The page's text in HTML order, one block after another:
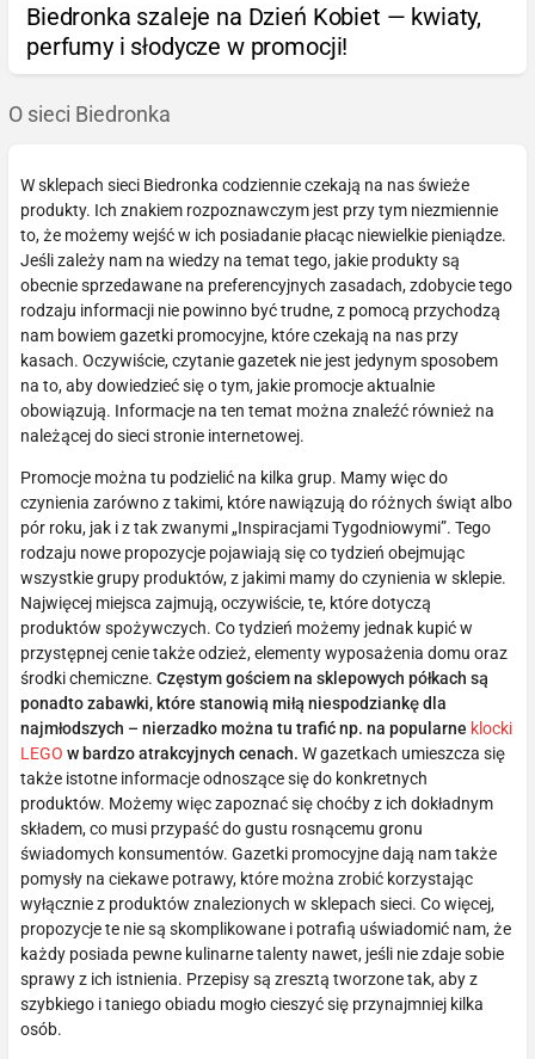
Biedronka szaleje na Dzień Kobiet — kwiaty,
perfumy i słodycze w promocji!
O sieci Biedronka
W sklepach sieci Biedronka codziennie czekają na nas świeże
produkty. Ich znakiem rozpoznawczym jest przy tym niezmiennie
to, że możemy wejść w ich posiadanie płacąc niewielkie pieniądze.
Jeśli zależy nam na wiedzy na temat tego, jakie produkty są
obecnie sprzedawane na preferencyjnych zasadach, zdobycie tego
rodzaju informacji nie powinno być trudne, z pomocą przychodzą
nam bowiem gazetki promocyjne, które czekają na nas przy
kasach. Oczywiście, czytanie gazetek nie jest jedynym sposobem
na to, aby dowiedzieć się o tym, jakie promocje aktualnie
obowiązują. Informacje na ten temat można znaleźć również na
należącej do sieci stronie internetowej.
Promocje można tu podzielić na kilka grup. Mamy więc do
czynienia zarówno z takimi, które nawiązują do różnych świąt albo
pór roku, jak i z tak zwanymi „Inspiracjami Tygodniowymi”. Tego
rodzaju nowe propozycje pojawiają się co tydzień obejmując
wszystkie grupy produktów, z jakimi mamy do czynienia w sklepie.
Najwięcej miejsca zajmują, oczywiście, te, które dotyczą
produktów spożywczych. Co tydzień możemy jednak kupić w
przystępnej cenie także odzież, elementy wyposażenia domu oraz
środki chemiczne. Częstym gościem na sklepowych półkach są
ponadto zabawki, które stanowią miłą niespodziankę dla
najmłodszych – nierzadko można tu trafić np. na popularne klocki
LEGO w bardzo atrakcyjnych cenach. W gazetkach umieszcza się
także istotne informacje odnoszące się do konkretnych
produktów. Możemy więc zapoznać się choćby z ich dokładnym
składem, co musi przypaść do gustu rosnącemu gronu
świadomych konsumentów. Gazetki promocyjne dają nam także
pomysły na ciekawe potrawy, które można zrobić korzystając
wyłącznie z produktów znalezionych w sklepach sieci. Co więcej,
propozycje te nie są skomplikowane i potrafią uświadomić nam, że
każdy posiada pewne kulinarne talenty nawet, jeśli nie zdaje sobie
sprawy z ich istnienia. Przepisy są zresztą tworzone tak, aby z
szybkiego i taniego obiadu mogło cieszyć się przynajmniej kilka
osób.